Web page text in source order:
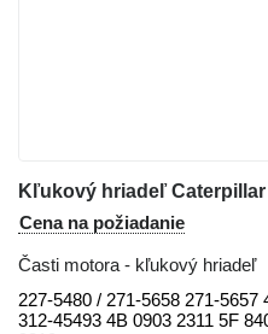
Cena na požiadanie
Časti motora - kľukový hriadeľ
227-5480 / 271-5658 271-5657
312-45493 4B 0903 2311 5F